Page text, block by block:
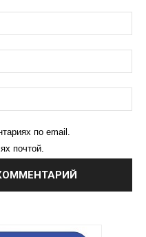
по email.
почтой.